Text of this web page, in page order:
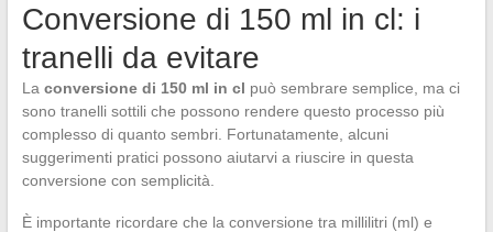
Conversione di 150 ml in cl: i
tranelli da evitare
La conversione di 150 ml in cl può sembrare semplice, ma ci
sono tranelli sottili che possono rendere questo processo più
complesso di quanto sembri. Fortunatamente, alcuni
suggerimenti pratici possono aiutarvi a riuscire in questa
conversione con semplicità.
È importante ricordare che la conversione tra millilitri (ml) e